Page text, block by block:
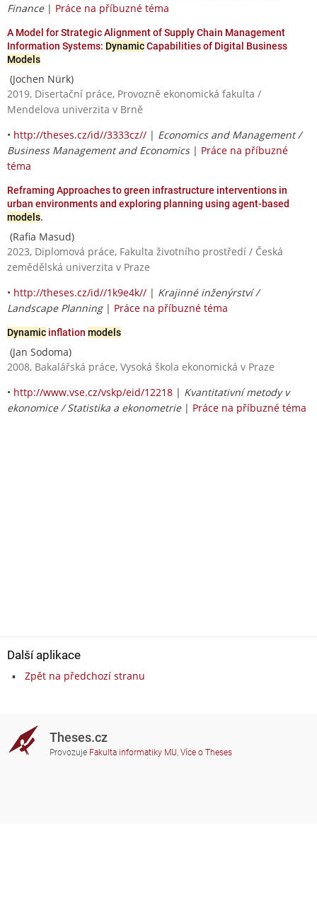
Finance| Práce na příbuzné téma
A Model for Strategic Alignment of Supply Chain Management
Information Systems: DynamicCapabilities of Digital Business
Models
(Jochen Nürk)
2019, Disertační práce, Provozně ekonomická fakulta /
Mendelova univerzita v Brně
• http://theses.cz/id//3333cz// | Economics and Management /
Business Management and Economics| Práce na příbuzné
téma
Reframing Approaches to green infrastructure interventions in
urban environments and exploring planning using agent-based
models.
(Rafia Masud)
2023, Diplomová práce, Fakulta životního prostředí / Česká
zemědělská univerzita v Praze
• http://theses.cz/id//1k9e4k// | Krajinné inženýrství /
Landscape Planning| Práce na příbuzné téma
Dynamic inflation models
(Jan Sodoma)
2008, Bakalářská práce, Vysoká škola ekonomická v Praze
• http://www.vse.cz/vskp/eid/12218 | Kvantitativní metody v
ekonomice / Statistika a ekonometrie| Práce na příbuzné téma
Další aplikace
Zpět na předchozí stranu
Theses.cz
Provozuje Fakulta informatiky MU, Více o Theses